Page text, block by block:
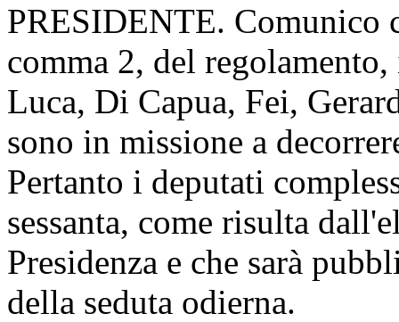
PRESIDENTE. Comunico
comma 2, del
Luca, Di Capua, Fei,
sono in missione a
Pertanto i deputati
sessanta, come risulta
Presidenza e che sarà
della seduta odierna.